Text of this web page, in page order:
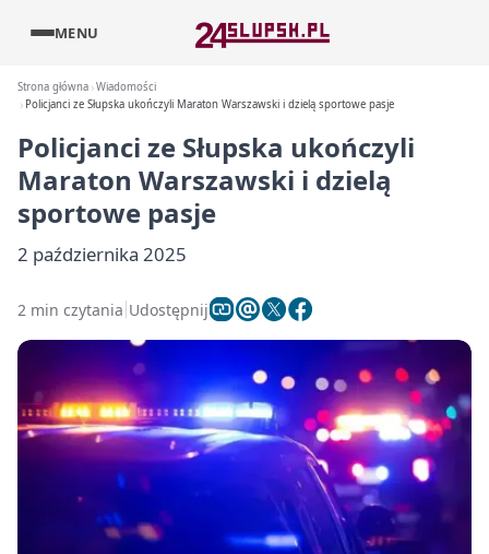
MENU
Strona główna Wiadomości
Policjanci ze Słupska ukończyli Maraton Warszawski i dzielą sportowe pasje
Policjanci ze Słupska ukończyli
Maraton Warszawski i dzielą
sportowe pasje
2 października 2025
2 min czytania Udostępnij